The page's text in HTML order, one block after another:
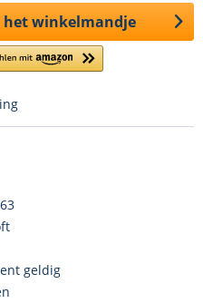
het winkelmandje
geldig